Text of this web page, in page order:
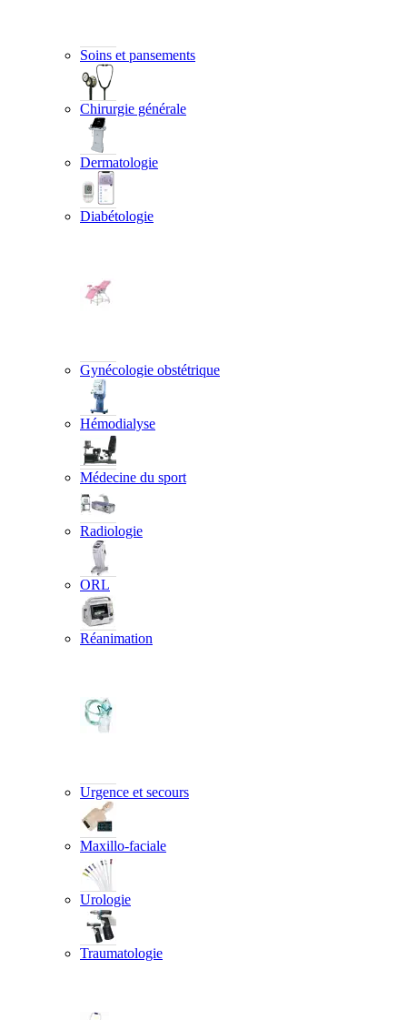
Soins et pansements
Chirurgie générale
Dermatologie
Diabétologie
Gynécologie obstétrique
Hémodialyse
Médecine du sport
Radiologie
ORL
Réanimation
Urgence et secours
Maxillo-faciale
Urologie
Traumatologie